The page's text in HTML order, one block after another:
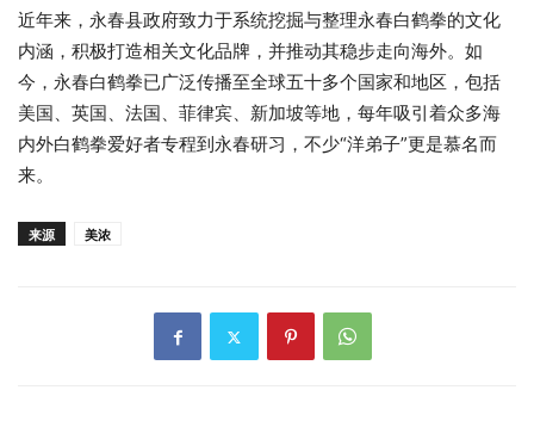
近年来，永春县政府致力于系统挖掘与整理永春白鹤拳的文化
内涵，积极打造相关文化品牌，并推动其稳步走向海外。如
今，永春白鹤拳已广泛传播至全球五十多个国家和地区，包括
美国、英国、法国、菲律宾、新加坡等地，每年吸引着众多海
内外白鹤拳爱好者专程到永春研习，不少“洋弟子”更是慕名而
来。
来源 美浓